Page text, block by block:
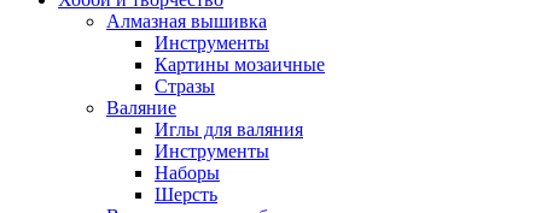
Алмазная вышивка
Инструменты
Картины мозаичные
Стразы
Валяние
Иглы для валяния
Инструменты
Наборы
Шерсть